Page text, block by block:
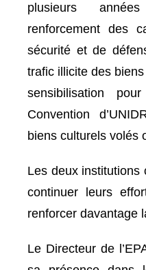
plusieurs
renforcement des
sécurité et de
trafic illicite des
sensibilisation
Convention
biens culturels volés
Les deux institutions
continuer leurs
renforcer davantage
Le Directeur de